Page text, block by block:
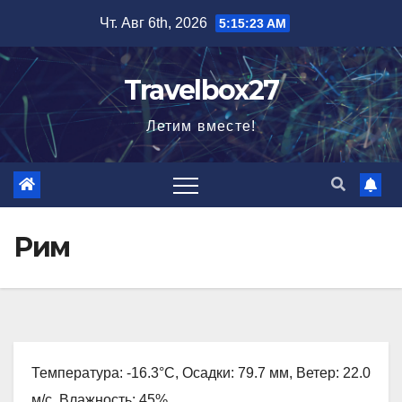
содержимому
Чт. Авг 6th, 2026 5:15:24 AM
Travelbox27
Летим вместе!
Рим
Температура: -16.3°C, Осадки: 79.7 мм, Ветер: 22.0